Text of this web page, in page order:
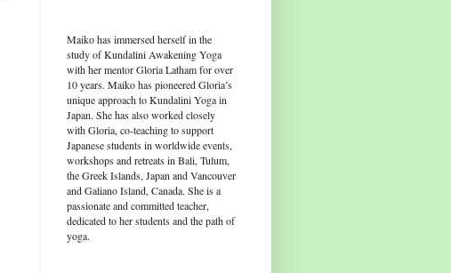
Maiko has immersed herself in the
study of Kundalini Awakening Yoga
with her mentor Gloria Latham for over
10 years. Maiko has pioneered Gloria’s
unique approach to Kundalini Yoga in
Japan. She has also worked closely
with Gloria, co-teaching to support
Japanese students in worldwide events,
workshops and retreats in Bali, Tulum,
the Greek Islands, Japan and Vancouver
and Galiano Island, Canada. She is a
passionate and committed teacher,
dedicated to her students and the path of
yoga.